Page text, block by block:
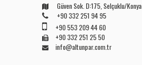
Güven Sok. D:175, Selçuklu/Konya
+90 332 251 94 95
+90 553 209 44 60
+90 332 251 25 50
info@altunpar.com.tr